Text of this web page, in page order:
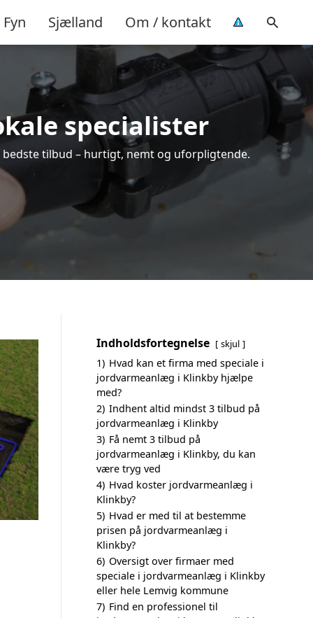
Fyn Sjælland Om / kontakt
specialister
tilbud – hurtigt, nemt og uforpligtende.
Indholdsfortegnelse skjul
1) Hvad kan et firma med speciale i
jordvarmeanlæg i Klinkby hjælpe
med?
2) Indhent altid mindst 3 tilbud på
jordvarmeanlæg i Klinkby
3) Få nemt 3 tilbud på
jordvarmeanlæg i Klinkby, du kan
være tryg ved
4) Hvad koster jordvarmeanlæg i
Klinkby?
5) Hvad er med til at bestemme
prisen på jordvarmeanlæg i
Klinkby?
6) Oversigt over firmaer med
speciale i jordvarmeanlæg i Klinkby
eller hele Lemvig kommune
7) Find en professionel til